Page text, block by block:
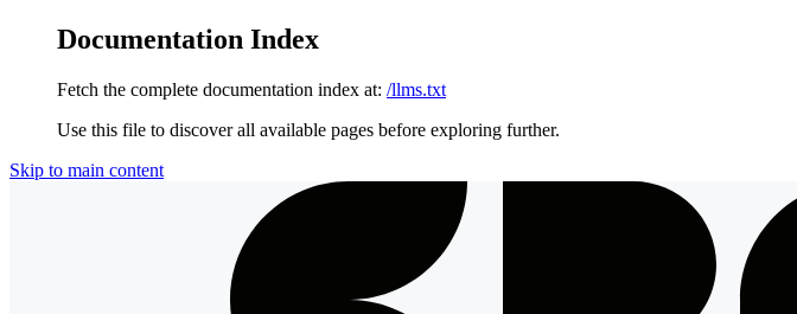
Documentation Index
Fetch the complete documentation index at: /llms.txt
Use this file to discover all available pages before exploring further.
Skip to main content